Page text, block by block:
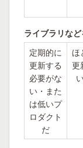
ライブラリな
定期的に
更新する
必要がな
い・また
は低いプ
ロダクト
だ
ほ
更